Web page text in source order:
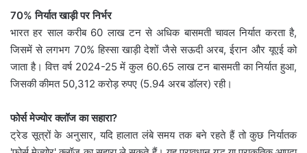
70% निर्यात खाड़ी पर निर्भर
भारत हर साल करीब 60 लाख टन से अधिक बासमती चावल निर्यात करता है,
जिसमें से लगभग 70% हिस्सा खाड़ी देशों जैसे सऊदी अरब, ईरान और यूएई को
जाता है। वित्त वर्ष 2024-25 में कुल 60.65 लाख टन बासमती का निर्यात हुआ,
जिसकी कीमत 50,312 करोड़ रुपए (5.94 अरब डॉलर) रही।
फोर्स मेज्योर क्लॉज का सहारा?
ट्रेड सूत्रों के अनुसार, यदि हालात लंबे समय तक बने रहते हैं तो कुछ निर्यातक